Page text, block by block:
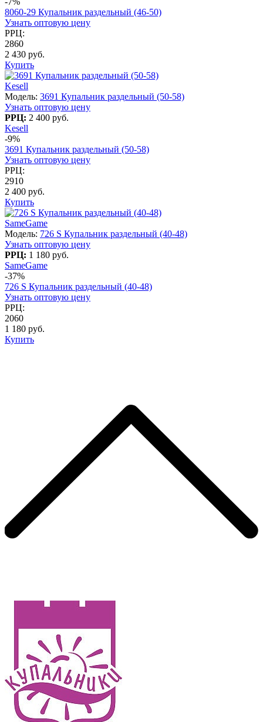
8060-29 Купальник раздельный (46-50)
Узнать оптовую цену
РРЦ:
2860
2 430 руб.
Купить
Kesell
Модель: 3691 Купальник раздельный (50-58)
Узнать оптовую цену
РРЦ: 2 400 руб.
Kesell
-9%
3691 Купальник раздельный (50-58)
Узнать оптовую цену
РРЦ:
2910
2 400 руб.
Купить
SameGame
Модель: 726 S Купальник раздельный (40-48)
Узнать оптовую цену
РРЦ: 1 180 руб.
SameGame
-37%
726 S Купальник раздельный (40-48)
Узнать оптовую цену
РРЦ:
2060
1 180 руб.
Купить